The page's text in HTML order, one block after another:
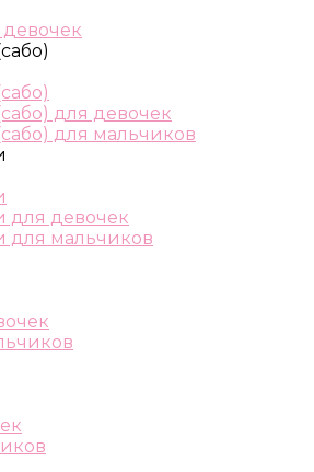
для девочек
для мальчиков
для девочек
для мальчиков